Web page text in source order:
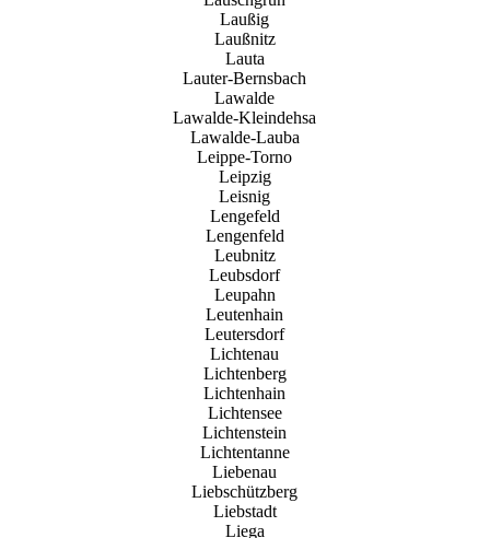
Laußig
Laußnitz
Lauta
Lauter-Bernsbach
Lawalde
Lawalde-Kleindehsa
Lawalde-Lauba
Leippe-Torno
Leipzig
Leisnig
Lengefeld
Lengenfeld
Leubnitz
Leubsdorf
Leupahn
Leutenhain
Leutersdorf
Lichtenau
Lichtenberg
Lichtenhain
Lichtensee
Lichtenstein
Lichtentanne
Liebenau
Liebschützberg
Liebstadt
Liega